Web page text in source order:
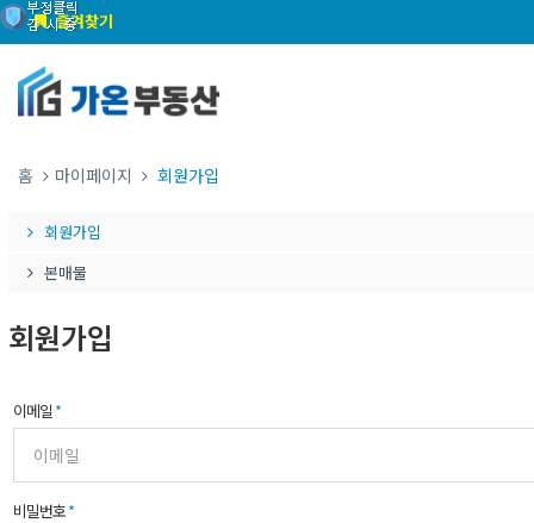
즐겨찾기
홈 마이페이지 회원가입
회원가입
본매물
회원가입
이메일 *
비밀번호*